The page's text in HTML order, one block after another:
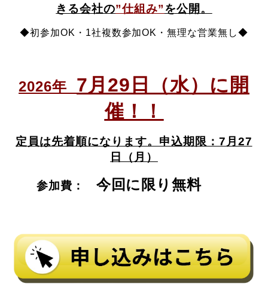
きる会社の”仕組み”を公開。
◆初参加OK・1社複数参加OK・無理な営業無し◆
2026年 7月29日（水）に開
催！！
定員は先着順になります。申込期限：7月27
日（月）
参加費： 今回に限り無料